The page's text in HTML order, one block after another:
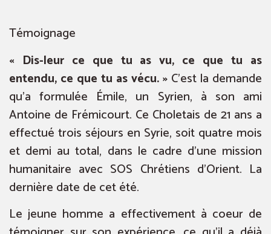
Témoignage
« Dis-leur ce que tu as vu, ce que tu as
entendu, ce que tu as vécu.» C’est la demande
qu’a formulée Émile, un Syrien, à son ami
Antoine de Frémicourt. Ce Choletais de 21 ans a
effectué trois séjours en Syrie, soit quatre mois
et demi au total, dans le cadre d’une mission
humanitaire avec SOS Chrétiens d’Orient. La
dernière date de cet été.
Le jeune homme a effectivement à coeur de